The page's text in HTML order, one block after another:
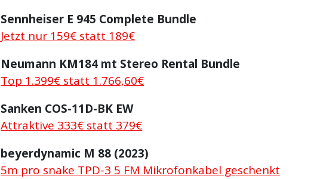
Sennheiser E 945 Complete Bundle
Jetzt nur 159€ statt 189€
Neumann KM184 mt Stereo Rental Bundle
Top 1.399€ statt 1.766,60€
Sanken COS-11D-BK EW
Attraktive 333€ statt 379€
beyerdynamic M 88 (2023)
5m pro snake TPD-3 5 FM Mikrofonkabel geschenkt